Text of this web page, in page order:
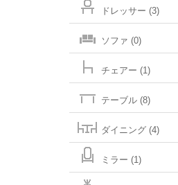
ドレッサー (3)
ソファ (0)
チェアー (1)
テーブル (8)
ダイニング (4)
ミラー (1)